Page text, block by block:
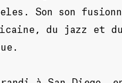
Son son
du jazz et